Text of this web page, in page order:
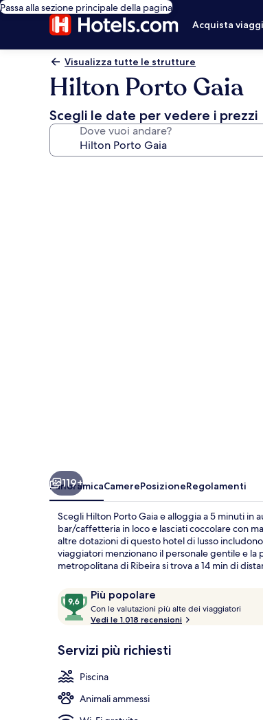
Passa alla sezione principale della pagina
Acquista viaggi
Visualizza tutte le strutture
Hilton Porto Gaia
Scegli le date per vedere i prezzi
Dove vuoi andare?
119+
PanoramicaCamerePosizioneRegolamenti
Scegli Hilton Porto Gaia e alloggia a 5 minuti in
bar/caffetteria in loco e lasciati coccolare con
altre dotazioni di questo hotel di lusso
viaggiatori menzionano il personale gentile e la
metropolitana di Ribeira si trova a 14 min di
RecensioniPiù popolare
9,6
su
10,
popolare
Con le valutazioni più alte dei viaggiatori
Vedi le 1.018 recensioni
Servizi più richiesti
Piscina
Animali ammessi